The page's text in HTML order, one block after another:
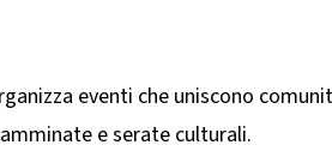
eventi che uniscono
e serate culturali.